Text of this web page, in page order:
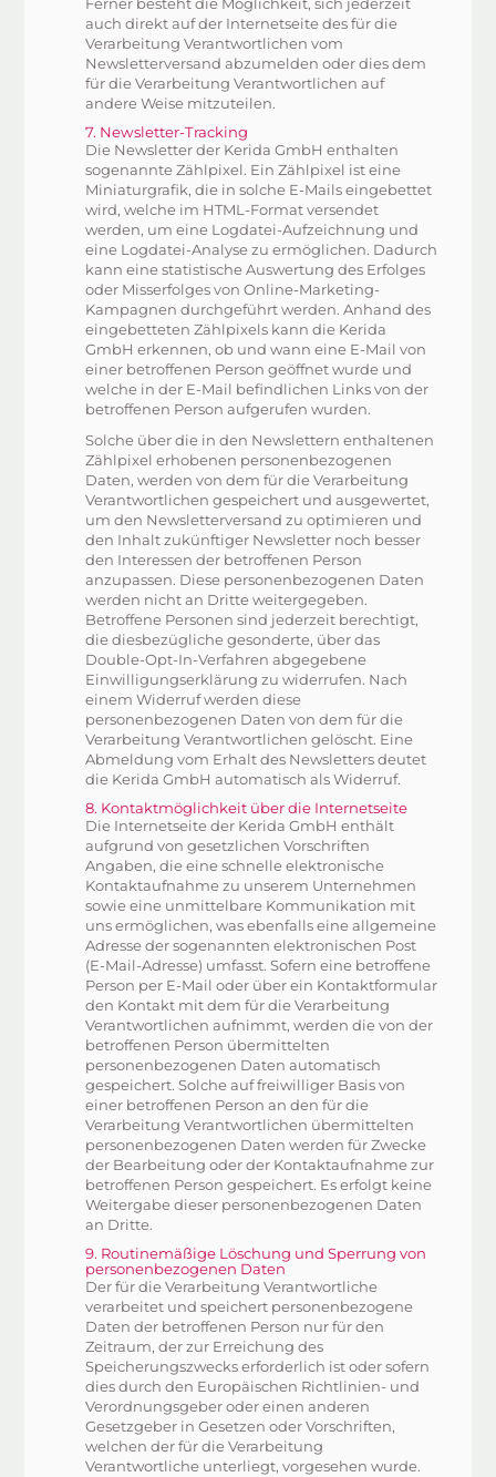
Ferner besteht die Möglichkeit, sich jederzeit
auch direkt auf der Internetseite des für die
Verarbeitung Verantwortlichen vom
Newsletterversand abzumelden oder dies dem
für die Verarbeitung Verantwortlichen auf
andere Weise mitzuteilen.
7. Newsletter-Tracking
Die Newsletter der Kerida GmbH enthalten
sogenannte Zählpixel. Ein Zählpixel ist eine
Miniaturgrafik, die in solche E-Mails eingebettet
wird, welche im HTML-Format versendet
werden, um eine Logdatei-Aufzeichnung und
eine Logdatei-Analyse zu ermöglichen. Dadurch
kann eine statistische Auswertung des Erfolges
oder Misserfolges von Online-Marketing-
Kampagnen durchgeführt werden. Anhand des
eingebetteten Zählpixels kann die Kerida
GmbH erkennen, ob und wann eine E-Mail von
einer betroffenen Person geöffnet wurde und
welche in der E-Mail befindlichen Links von der
betroffenen Person aufgerufen wurden.
Solche über die in den Newslettern enthaltenen
Zählpixel erhobenen personenbezogenen
Daten, werden von dem für die Verarbeitung
Verantwortlichen gespeichert und ausgewertet,
um den Newsletterversand zu optimieren und
den Inhalt zukünftiger Newsletter noch besser
den Interessen der betroffenen Person
anzupassen. Diese personenbezogenen Daten
werden nicht an Dritte weitergegeben.
Betroffene Personen sind jederzeit berechtigt,
die diesbezügliche gesonderte, über das
Double-Opt-In-Verfahren abgegebene
Einwilligungserklärung zu widerrufen. Nach
einem Widerruf werden diese
personenbezogenen Daten von dem für die
Verarbeitung Verantwortlichen gelöscht. Eine
Abmeldung vom Erhalt des Newsletters deutet
die Kerida GmbH automatisch als Widerruf.
8. Kontaktmöglichkeit über die Internetseite
Die Internetseite der Kerida GmbH enthält
aufgrund von gesetzlichen Vorschriften
Angaben, die eine schnelle elektronische
Kontaktaufnahme zu unserem Unternehmen
sowie eine unmittelbare Kommunikation mit
uns ermöglichen, was ebenfalls eine allgemeine
Adresse der sogenannten elektronischen Post
(E-Mail-Adresse) umfasst. Sofern eine betroffene
Person per E-Mail oder über ein Kontaktformular
den Kontakt mit dem für die Verarbeitung
Verantwortlichen aufnimmt, werden die von der
betroffenen Person übermittelten
personenbezogenen Daten automatisch
gespeichert. Solche auf freiwilliger Basis von
einer betroffenen Person an den für die
Verarbeitung Verantwortlichen übermittelten
personenbezogenen Daten werden für Zwecke
der Bearbeitung oder der Kontaktaufnahme zur
betroffenen Person gespeichert. Es erfolgt keine
Weitergabe dieser personenbezogenen Daten
an Dritte.
9. Routinemäßige Löschung und Sperrung von
personenbezogenen Daten
Der für die Verarbeitung Verantwortliche
verarbeitet und speichert personenbezogene
Daten der betroffenen Person nur für den
Zeitraum, der zur Erreichung des
Speicherungszwecks erforderlich ist oder sofern
dies durch den Europäischen Richtlinien- und
Verordnungsgeber oder einen anderen
Gesetzgeber in Gesetzen oder Vorschriften,
welchen der für die Verarbeitung
Verantwortliche unterliegt, vorgesehen wurde.